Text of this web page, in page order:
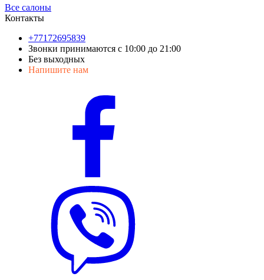
Все салоны
Контакты
+77172695839
Звонки принимаются с 10:00 до 21:00
Без выходных
Напишите нам